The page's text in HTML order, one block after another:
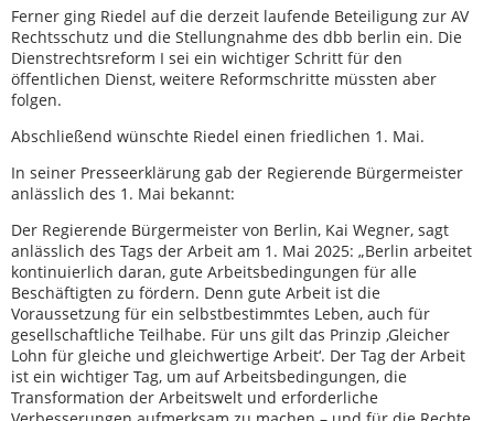
Ferner ging Riedel auf die derzeit laufende Beteiligung zur AV
Rechtsschutz und die Stellungnahme des dbb berlin ein. Die
Dienstrechtsreform I sei ein wichtiger Schritt für den
öffentlichen Dienst, weitere Reformschritte müssten aber
folgen.
Abschließend wünschte Riedel einen friedlichen 1. Mai.
In seiner Presseerklärung gab der Regierende Bürgermeister
anlässlich des 1. Mai bekannt:
Der Regierende Bürgermeister von Berlin, Kai Wegner, sagt
anlässlich des Tags der Arbeit am 1. Mai 2025: „Berlin arbeitet
kontinuierlich daran, gute Arbeitsbedingungen für alle
Beschäftigten zu fördern. Denn gute Arbeit ist die
Voraussetzung für ein selbstbestimmtes Leben, auch für
gesellschaftliche Teilhabe. Für uns gilt das Prinzip ,Gleicher
Lohn für gleiche und gleichwertige Arbeit‘. Der Tag der Arbeit
ist ein wichtiger Tag, um auf Arbeitsbedingungen, die
Transformation der Arbeitswelt und erforderliche